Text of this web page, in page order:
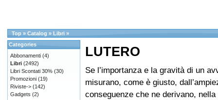
Top » Catalog » Libri »
LUTERO
Se l’importanza e la gravità di un
misurano, come è giusto,
conseguenze che ne derivano,
Categories
Abbonamenti (4)
Libri (2492)
Libri Scontati 30% (30)
Promozioni (19)
Riviste-> (142)
Gadgets (2)